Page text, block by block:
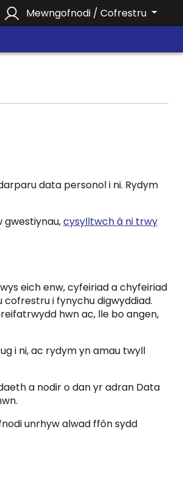
Mewngofnodi / Cofrestru
data personol i ni. Rydym
gwestiynau,cysylltwch â ni trwy
eich enw, cyfeiriad a chyfeiriad
i fynychu digwyddiad.
hwn ac, lle bo angen,
i ni, ac rydym yn amau twyll
a nodir o dan yr adran Data
unrhyw alwad ffôn sydd